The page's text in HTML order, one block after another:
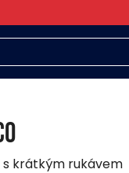
s krátkým rukávem